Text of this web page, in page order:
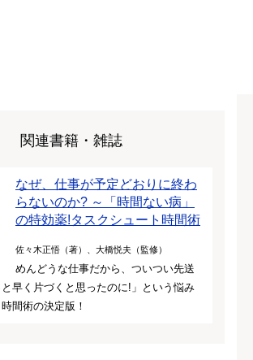
関連書籍・雑誌
なぜ、仕事が予定どおりに終わ
らないのか? ～「時間ない病」
の特効薬!タスクシュート時間術
佐々木正悟（著）、大橋悦夫（監修）
めんどうな仕事だから、ついつい先送
早く片づくと思ったのに!」という悩み
間術の決定版！